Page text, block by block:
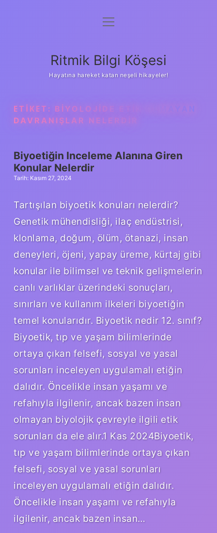
Anasayfa
Yasal Uyarı
menüyü
Ritmik Bilgi Köşesi
Hayatına hareket katan neşeli hikayeler!
ETIKET: BIYOLOJIDE ETIK OLMAYAN
DAVRANIŞLAR NELERDIR
Biyoetiğin Inceleme Alanına Giren
Konular Nelerdir
Tarih: Kasım 27, 2024
Tartışılan biyoetik konuları nelerdir?
Genetik mühendisliği, ilaç endüstrisi,
klonlama, doğum, ölüm, ötanazi, insan
deneyleri, öjeni, yapay üreme, kürtaj gibi
konular ile bilimsel ve teknik gelişmelerin
canlı varlıklar üzerindeki sonuçları,
sınırları ve kullanım ilkeleri biyoetiğin
temel konularıdır. Biyoetik nedir 12. sınıf?
Biyoetik, tıp ve yaşam bilimlerinde
ortaya çıkan felsefi, sosyal ve yasal
sorunları inceleyen uygulamalı etiğin
dalıdır. Öncelikle insan yaşamı ve
refahıyla ilgilenir, ancak bazen insan
olmayan biyolojik çevreyle ilgili etik
sorunları da ele alır.1 Kas 2024Biyoetik,
tıp ve yaşam bilimlerinde ortaya çıkan
felsefi, sosyal ve yasal sorunları
inceleyen uygulamalı etiğin dalıdır.
Öncelikle insan yaşamı ve refahıyla
ilgilenir, ancak bazen insan…